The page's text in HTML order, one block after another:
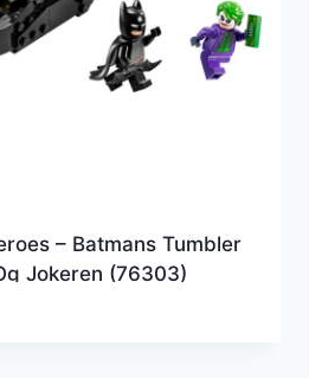
– Batmans Tumbler
Jokeren (76303)